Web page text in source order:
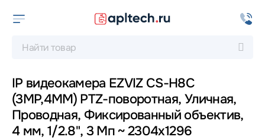
IP видеокамера EZVIZ CS-H8C
(3МР,4MM) PTZ-поворотная, Уличная,
Проводная, Фиксированный объектив,
4 мм, 1/2.8", 3 Мп ~ 2304x1296